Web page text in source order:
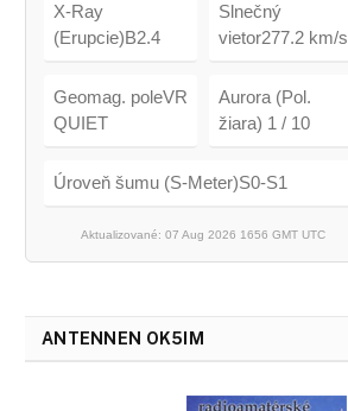
X-Ray
(Erupcie)B2.4
Slnečný
vietor277.2 km/s
Geomag. poleVR
QUIET
Aurora (Pol.
žiara) 1 / 10
Úroveň šumu (S-Meter)S0-S1
Aktualizované: 07 Aug 2026 1656 GMT UTC
ANTENNEN OK5IM